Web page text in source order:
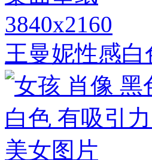
3840x2160
王曼妮性感